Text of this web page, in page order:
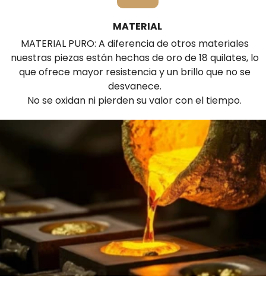
MATERIAL
MATERIAL PURO: A diferencia de otros materiales
nuestras piezas están hechas de oro de 18 quilates, lo
que ofrece mayor resistencia y un brillo que no se
desvanece.
No se oxidan ni pierden su valor con el tiempo.